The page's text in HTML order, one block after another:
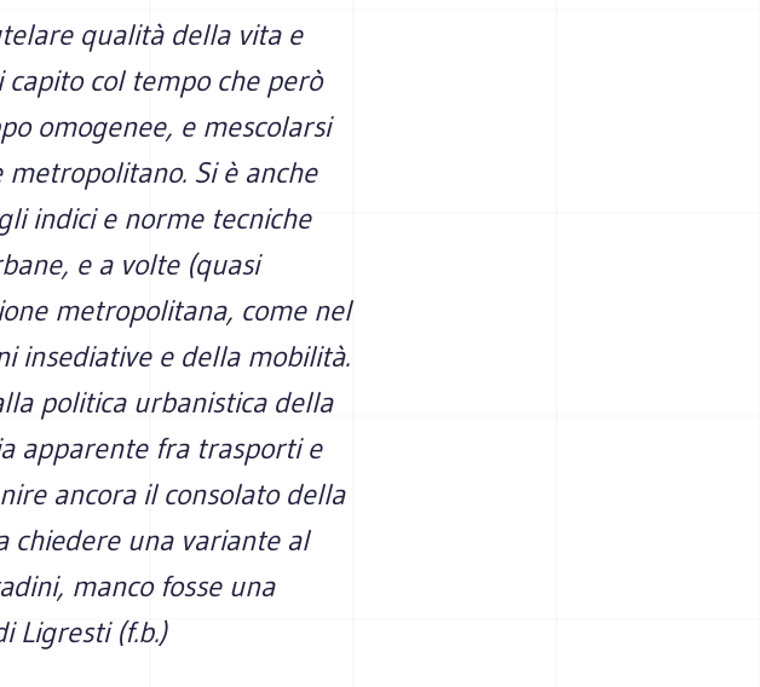
qualità della vita e
col tempo che però
omogenee, e mescolarsi
Si è anche
indici e norme tecniche
e a volte (quasi
metropolitana, come nel
insediative e della mobilità.
politica urbanistica della
apparente fra trasporti e
ancora il consolato della
chiedere una variante al
manco fosse una
Ligresti (f.b.)